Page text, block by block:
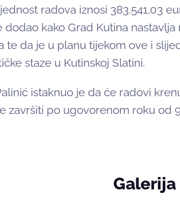
radova iznosi 383.541,03
dodao kako Grad Kutina
te da je u planu tijekom ove i
staze u Kutinskoj Slatini.
istaknuo je da će radovi
završiti po ugovorenom roku od
Galerija